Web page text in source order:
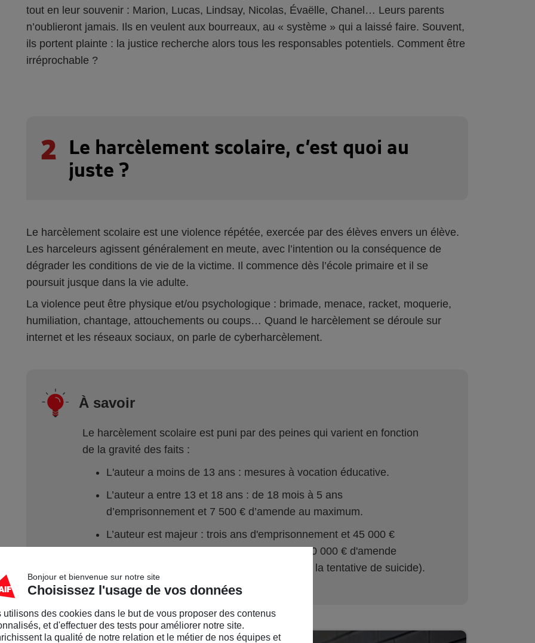
tout en leur souvenir : Marion, Lucas, Lindsay, Nicolas, Évaëlle, Chanel… Leurs parents
n’oublieront jamais. Ils en veulent aux bourreaux, au « système » qui a laissé faire. Souvent,
ils portent plainte : la justice recherche alors tous les responsables potentiels. Comment être
irréprochable ?
2
Le harcèlement scolaire, c’est quoi au
juste ?
Le harcèlement scolaire est une violence répétée, exercée par des élèves envers un élève.
Les harceleurs agissent généralement en meute, avec l’intention ou la conséquence de
dégrader les conditions de vie de la victime. Il commence dès l’école primaire et il se
poursuit jusque dans la vie adulte.
La violence peut être physique et/ou psychologique : brimade, menace, racket, moquerie,
humiliation, chantage, attouchements ou coups… Quand le harcèlement se déroule sur
internet et les réseaux sociaux, on parle de cyberharcèlement.
À savoir
Le harcèlement scolaire est puni par des peines qui varient en fonction
de la gravité des faits :
L'auteur a moins de 13 ans : mesures à vocation éducative.
L’auteur a entre 13 et 18 ans : de 18 mois à 5 ans
d’emprisonnement et 7 500 € d’amende au maximum.
L’auteur est majeur : trois ans d'emprisonnement et 45 000 €
d'amende (dix ans d'emprisonnement et 150 000 € d'amende
lorsqu’il a conduit la victime au suicide ou à la tentative de suicide).
Bonjour et bienvenue sur notre site
Choisissez l'usage de vos données
utilisons des cookies dans le but de vous proposer des contenus
et d'effectuer des tests pour améliorer notre site.
la qualité de notre relation et le métier de nos équipes et